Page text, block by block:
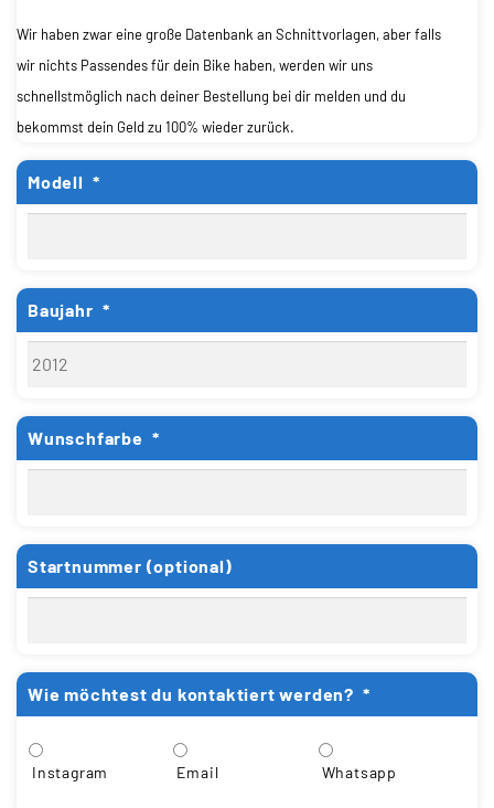
Wir haben zwar eine große Datenbank an Schnittvorlagen, aber falls
wir nichts Passendes für dein Bike haben, werden wir uns
schnellstmöglich nach deiner Bestellung bei dir melden und du
bekommst dein Geld zu 100% wieder zurück.
Modell *
Baujahr *
Wunschfarbe *
Startnummer (optional)
Wie möchtest du kontaktiert werden? *
Instagram Email Whatsapp